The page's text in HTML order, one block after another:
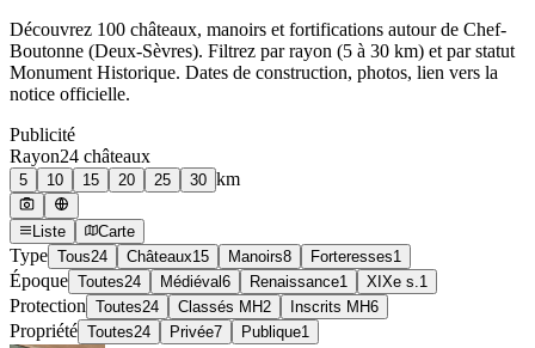
Découvrez 100 châteaux, manoirs et fortifications autour de Chef-
Boutonne (Deux-Sèvres). Filtrez par rayon (5 à 30 km) et par statut
Monument Historique. Dates de construction, photos, lien vers la
notice officielle.
Publicité
Rayon24 châteaux
5 10 15 20 25 30 km
Liste Carte
Type Tous24 Châteaux15 Manoirs8 Forteresses1
Époque Toutes24 Médiéval 6 Renaissance1 XIXe s. 1
Protection Toutes24 Classés MH2 Inscrits MH6
Propriété Toutes24 Privée7 Publique1